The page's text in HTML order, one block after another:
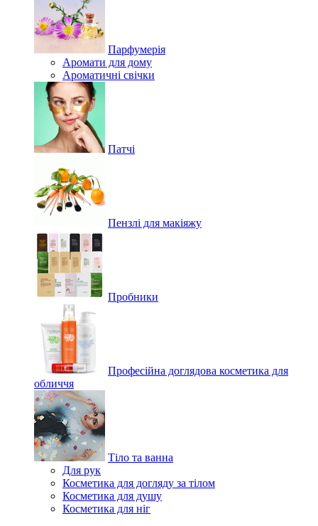
Парфумерія
Аромати для дому
Ароматичні свічки
Патчі
Пензлі для макіяжу
Пробники
Професійна доглядова косметика для
обличчя
Тіло та ванна
Для рук
Косметика для догляду за тілом
Косметика для душу
Косметика для ніг